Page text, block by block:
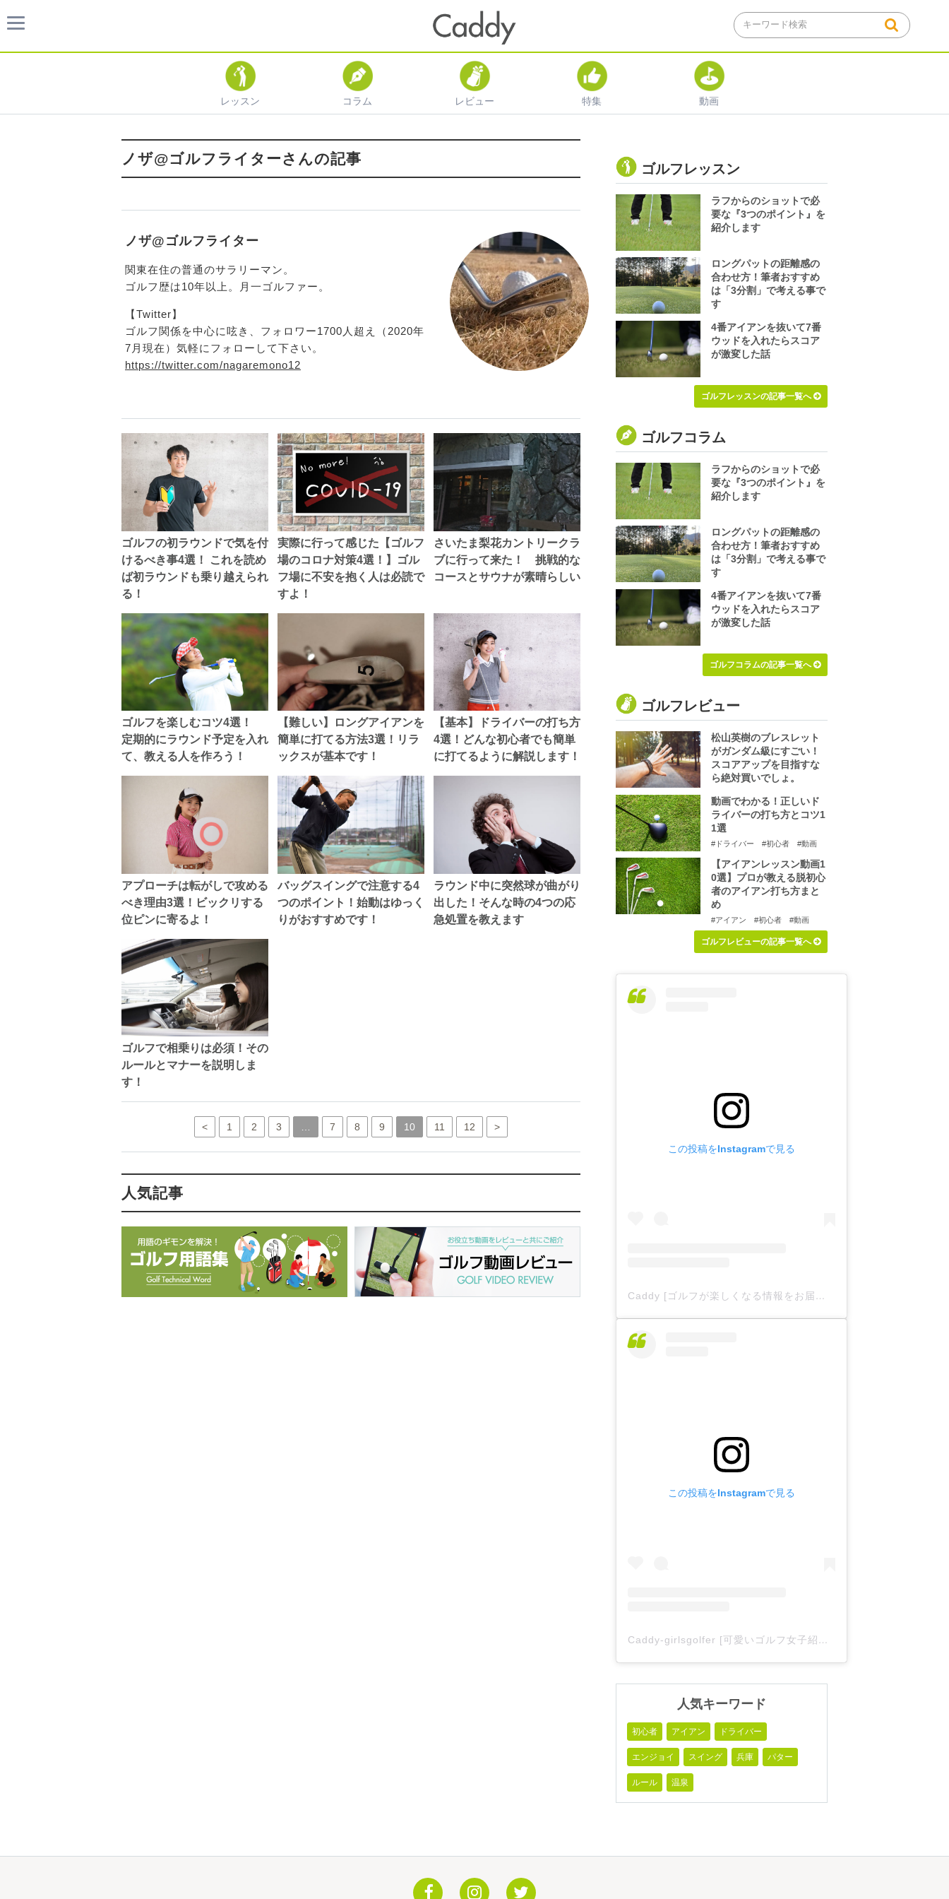
レッスン コラム レビュー 特集 動画
ノザ@ゴルフライターさんの記事
ノザ@ゴルフライター
関東在住の普通のサラリーマン。
ゴルフ歴は10年以上。月一ゴルファー。
【Twitter】
ゴルフ関係を中心に呟き、フォロワー1700人超え（2020年
7月現在）気軽にフォローして下さい。
https://twitter.com/nagaremono12
ゴルフの初ラウンドで気を付
けるべき事4選！ これを読め
ば初ラウンドも乗り越えられ
る！
実際に行って感じた【ゴルフ
場のコロナ対策4選！】ゴル
フ場に不安を抱く人は必読で
すよ！
さいたま梨花カントリークラ
ブに行って来た！ 挑戦的な
コースとサウナが素晴らしい
ゴルフを楽しむコツ4選！
定期的にラウンド予定を入れ
て、教える人を作ろう！
【難しい】ロングアイアンを
簡単に打てる方法3選！リラ
ックスが基本です！
【基本】ドライバーの打ち方
4選！どんな初心者でも簡単
に打てるように解説します！
アプローチは転がしで攻める
べき理由3選！ビックリする
位ピンに寄るよ！
バッグスイングで注意する4
つのポイント！始動はゆっく
りがおすすめです！
ラウンド中に突然球が曲がり
出した！そんな時の4つの応
急処置を教えます
ゴルフで相乗りは必須！その
ルールとマナーを説明しま
す！
< 1 2 3 7 8 9 10 11 12 >
人気記事
ゴルフレッスン
ラフからのショットで必
要な『3つのポイント』を
紹介します
ロングパットの距離感の
合わせ方！筆者おすすめ
は「3分割」で考える事で
す
4番アイアンを抜いて7番
ウッドを入れたらスコア
が激変した話
ゴルフレッスンの記事一覧へ
ゴルフコラム
ラフからのショットで必
要な『3つのポイント』を
紹介します
ロングパットの距離感の
合わせ方！筆者おすすめ
は「3分割」で考える事で
す
4番アイアンを抜いて7番
ウッドを入れたらスコア
が激変した話
ゴルフコラムの記事一覧へ
ゴルフレビュー
松山英樹のブレスレット
がガンダム級にすごい！
スコアアップを目指すな
ら絶対買いでしょ。
動画でわかる！正しいド
ライバーの打ち方とコツ1
1選
#ドライバー #初心者 #動画
【アイアンレッスン動画1
0選】プロが教える脱初心
者のアイアン打ち方まと
め
#アイアン #初心者 #動画
ゴルフレビューの記事一覧へ
この投稿をInstagramで見る
Caddy [ゴルフが楽しくなる情報をお届け
この投稿をInstagramで見る
Caddy-girlsgolfer [可愛いゴルフ女子紹介](@caddy_girlsgolfer)がシェアした投稿
人気キーワード
初心者 アイアン ドライバー
エンジョイ スイング 兵庫 パター
ルール 温泉